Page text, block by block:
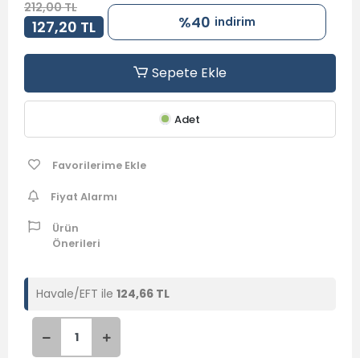
212,00 TL
127,20 TL %40 indirim
Sepete Ekle
Adet
Favorilerime Ekle
Fiyat Alarmı
Ürün
Önerileri
Havale/EFT ile 124,66 TL